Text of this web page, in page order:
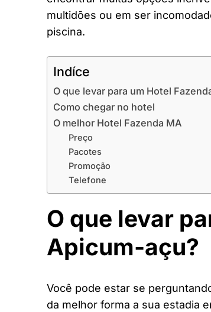
multidões ou em ser
piscina.
Indíce
O que levar para um Hotel
Como chegar no hotel
O melhor Hotel Fazenda MA
Preço
Pacotes
Promoção
Telefone
O que levar
Apicum-açu?
Você pode estar se
da melhor forma a sua estadia